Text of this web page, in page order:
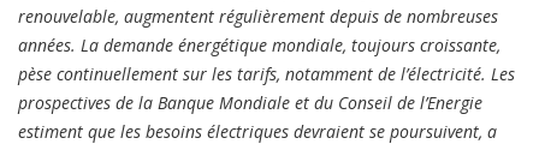
renouvelable, augmentent régulièrement depuis de nombreuses
années. La demande énergétique mondiale, toujours croissante,
pèse continuellement sur les tarifs, notamment de l’électricité. Les
prospectives de la Banque Mondiale et du Conseil de l’Energie
estiment que les besoins électriques devraient se poursuivent, a